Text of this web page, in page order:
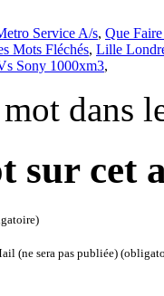
Service A/s, Que
Mots Fléchés, Lille
Sony 1000xm3,
dans
sur cet
(ne sera pas publiée)